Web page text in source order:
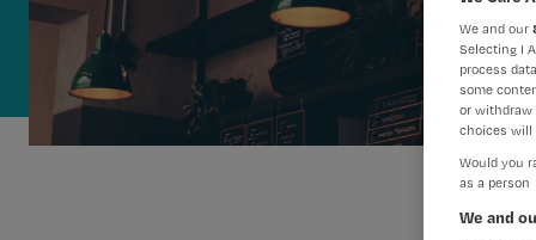
We and our
Selecting I
process
some
or withdraw
choices will
Would you
as a person
We and